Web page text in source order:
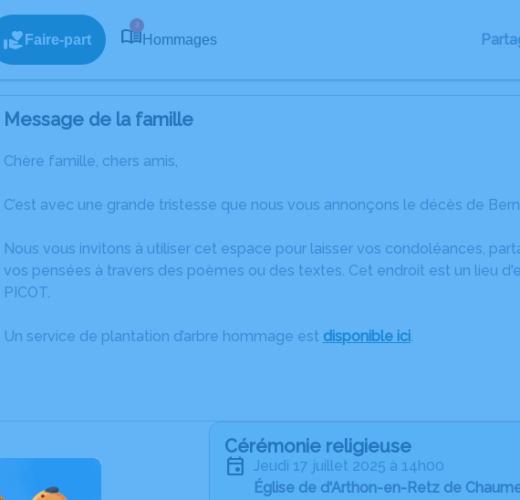
Faire-part
3
Hommages
Message de la famille
Chère famille, chers amis,
C’est avec une grande tristesse que nous vous annonçons le décès de
Nous vous invitons à utiliser cet espace pour laisser vos condoléances,
vos pensées à travers des poèmes ou des textes. Cet endroit est un lieu
PICOT.
Un service de plantation d’arbre hommage est disponible ici.
Cérémonie religieuse
jeudi 17 juillet 2025 à 14h00
Église de d'Arthon-en-Retz de